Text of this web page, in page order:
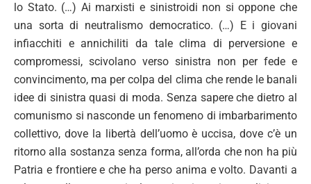
lo Stato. (…) Ai marxisti e sinistroidi non si oppone che
una sorta di neutralismo democratico. (…) E i giovani
infiacchiti e annichiliti da tale clima di perversione e
compromessi, scivolano verso sinistra non per fede e
convincimento, ma per colpa del clima che rende le banali
idee di sinistra quasi di moda. Senza sapere che dietro al
comunismo si nasconde un fenomeno di imbarbarimento
collettivo, dove la libertà dell’uomo è uccisa, dove c’è un
ritorno alla sostanza senza forma, all’orda che non ha più
Patria e frontiere e che ha perso anima e volto. Davanti a